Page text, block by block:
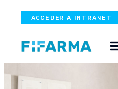
ACCEDER A INTRANET